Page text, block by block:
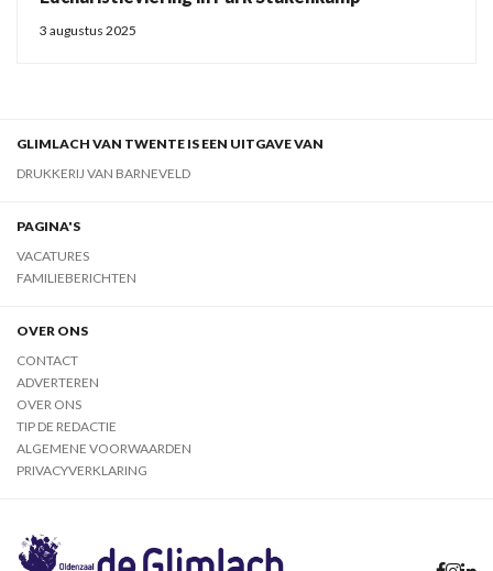
3 augustus 2025
GLIMLACH VAN TWENTE IS EEN UITGAVE VAN
DRUKKERIJ VAN BARNEVELD
PAGINA'S
VACATURES
FAMILIEBERICHTEN
OVER ONS
CONTACT
ADVERTEREN
OVER ONS
TIP DE REDACTIE
ALGEMENE VOORWAARDEN
PRIVACYVERKLARING